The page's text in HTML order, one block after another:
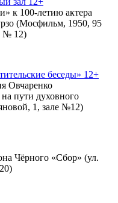
к 100-летию актера
(Мосфильм, 1950, 95
№ 12)
беседы» 12+
Овчаренко
пути духовного
1, зале №12)
Чёрного «Сбор» (ул.